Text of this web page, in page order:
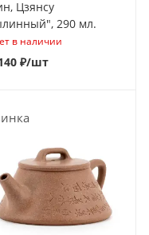
Цзянсу
290 мл.
в наличии
₽/шт